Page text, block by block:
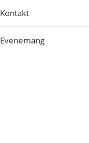
Kontakt
Evenemang